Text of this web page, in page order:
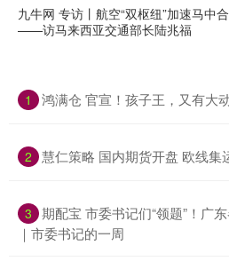
九牛网 专访丨航空“双枢纽”加速马中
——访马来西亚交通部长陆兆福
1 鸿满仓 官宣！孩子王，又有大
2 慧仁策略 国内期货开盘 欧线集
3 期配宝 市委书记们“领题”！广
｜市委书记的一周